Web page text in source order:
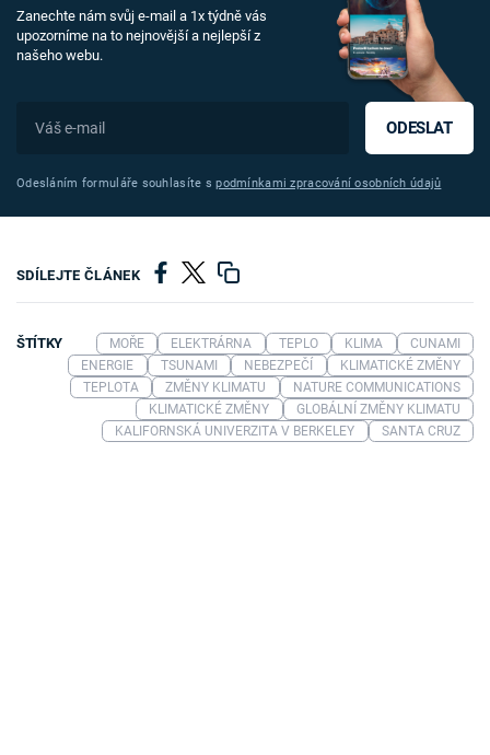
Zanechte nám svůj e-mail a 1x týdně vás
upozorníme na to nejnovější a nejlepší z
našeho webu.
ODESLAT
Odesláním formuláře souhlasíte spodmínkami zpracování osobních údajů
SDÍLEJTE ČLÁNEK
ŠTÍTKY MOŘE ELEKTRÁRNA TEPLO KLIMA
CUNAMI
ENERGIE
TSUNAMI NEBEZPEČÍ
KLIMATICKÉ ZMĚNY
TEPLOTA
ZMĚNY KLIMATU
NATURE COMMUNICATIONS
KLIMATICKÉ ZMĚNY
GLOBÁLNÍ ZMĚNY KLIMATU
KALIFORNSKÁ UNIVERZITA V BERKELEY
SANTA CRUZ